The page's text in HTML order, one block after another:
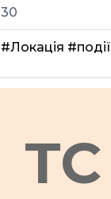
30
#Локація #події
TC